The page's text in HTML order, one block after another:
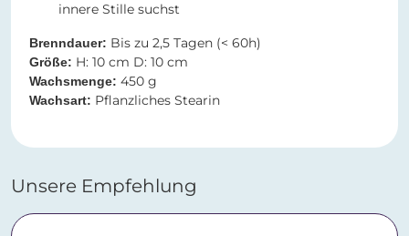
innere Stille suchst
Brenndauer: Bis zu 2,5 Tagen (< 60h)
Größe: H: 10 cm D: 10 cm
Wachsmenge: 450 g
Wachsart: Pflanzliches Stearin
Unsere Empfehlung